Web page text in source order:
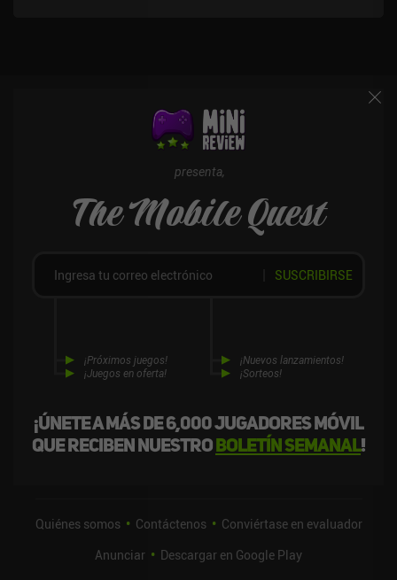
presenta,
The Mobile Quest
¡Únete a más de 6,000 jugadores móvil
que reciben nuestroboletín semanal!
¡Próximos juegos!
¡Juegos en oferta!
¡Nuevos lanzamientos!
¡Sorteos!
SUSCRIBIRSE
Quiénes somos Contáctenos
Conviértase en evaluador
Anunciar
Descargar en Google Play